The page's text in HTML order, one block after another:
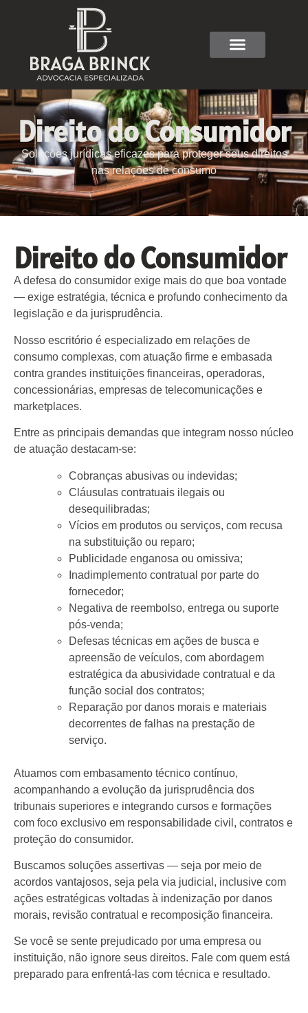
Direito do Consumidor
Soluções jurídicas eficazes para proteger seus direitos
nas relações de consumo
Direito do Consumidor
A defesa do consumidor exige mais do que boa vontade
— exige estratégia, técnica e profundo conhecimento da
legislação e da jurisprudência.
Nosso escritório é especializado em relações de
consumo complexas, com atuação firme e embasada
contra grandes instituições financeiras, operadoras,
concessionárias, empresas de telecomunicações e
marketplaces.
Entre as principais demandas que integram nosso núcleo
de atuação destacam-se:
Cobranças abusivas ou indevidas;
Cláusulas contratuais ilegais ou
desequilibradas;
Vícios em produtos ou serviços, com recusa
na substituição ou reparo;
Publicidade enganosa ou omissiva;
Inadimplemento contratual por parte do
fornecedor;
Negativa de reembolso, entrega ou suporte
pós-venda;
Defesas técnicas em ações de busca e
apreensão de veículos, com abordagem
estratégica da abusividade contratual e da
função social dos contratos;
Reparação por danos morais e materiais
decorrentes de falhas na prestação de
serviço.
Atuamos com embasamento técnico contínuo,
acompanhando a evolução da jurisprudência dos
tribunais superiores e integrando cursos e formações
com foco exclusivo em responsabilidade civil, contratos e
proteção do consumidor.
Buscamos soluções assertivas — seja por meio de
acordos vantajosos, seja pela via judicial, inclusive com
ações estratégicas voltadas à indenização por danos
morais, revisão contratual e recomposição financeira.
Se você se sente prejudicado por uma empresa ou
instituição, não ignore seus direitos. Fale com quem está
preparado para enfrentá-las com técnica e resultado.